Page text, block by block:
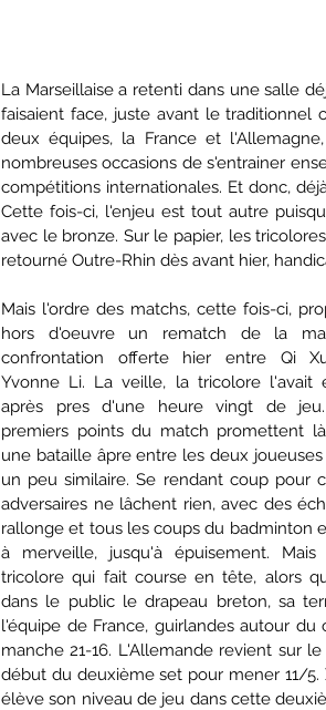
La Marseillaise a retenti dans une salle
faisaient face, juste avant le
deux équipes, la France et
nombreuses occasions de s'entrainer
compétitions internationales. Et donc,
Cette fois-ci, l'enjeu est tout autre
avec le bronze. Sur le papier, les
retourné Outre-Rhin dès avant hier,
Mais l'ordre des matchs, cette fois-ci,
hors d'oeuvre un rematch de la
confrontation offerte hier entre Qi
Yvonne Li. La veille, la tricolore l'avait
après pres d'une heure vingt de
premiers points du match promettent
une bataille âpre entre les deux
un peu similaire. Se rendant coup pour
adversaires ne lâchent rien, avec des
rallonge et tous les coups du badminton
à merveille, jusqu'à épuisement.
tricolore qui fait course en tête, alors
dans le public le drapeau breton, sa
l'équipe de France, guirlandes autour
manche 21-16. L'Allemande revient sur
début du deuxième set pour mener 11/5.
élève son niveau de jeu dans cette